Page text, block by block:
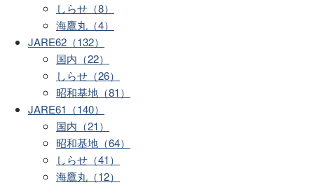
しらせ（8）
海鷹丸（4）
JARE62（132）
国内（22）
しらせ（26）
昭和基地（81）
JARE61（140）
国内（21）
昭和基地（64）
しらせ（41）
海鷹丸（12）